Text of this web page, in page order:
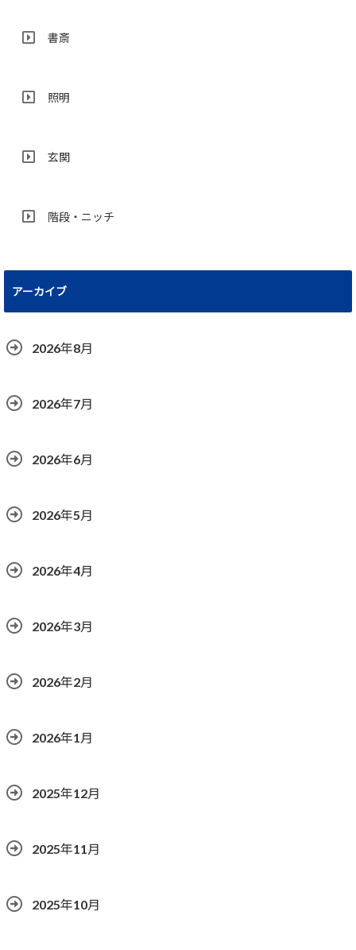
書斎
照明
玄関
階段・ニッチ
アーカイブ
2026年8月
2026年7月
2026年6月
2026年5月
2026年4月
2026年3月
2026年2月
2026年1月
2025年12月
2025年11月
2025年10月